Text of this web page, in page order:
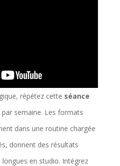
répétez cette séance
semaine. Les formats
dans une routine chargée
donnent des résultats
en studio. Intégrez